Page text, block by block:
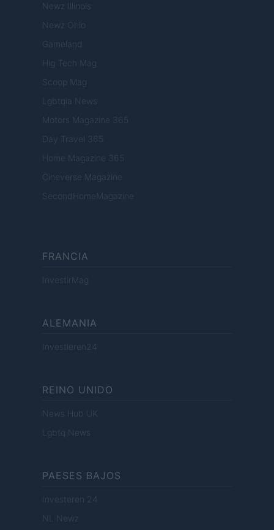
Newz Illinois
Newz Ohio
Gameland
Hig Tech Mag
Scoop Mag
Lgbtqia News
Motors Magazine 365
Day Travel 365
Home Magazine 365
Cineverse Magazine
SecondHomeMagazine
FRANCIA
InvestirMag
ALEMANIA
Investieren24
REINO UNIDO
News Hub UK
Lgbtq News
PAESES BAJOS
Investeren 24
NL Newz